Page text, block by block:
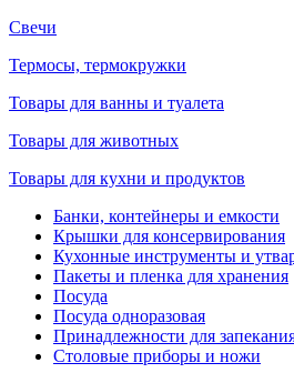
Свечи
Термосы, термокружки
Товары для ванны и туалета
Товары для животных
Товары для кухни и продуктов
Банки, контейнеры и емкости
Крышки для консервирования
Кухонные инструменты и
Пакеты и пленка для хранения
Посуда
Посуда одноразовая
Принадлежности для
Столовые приборы и ножи